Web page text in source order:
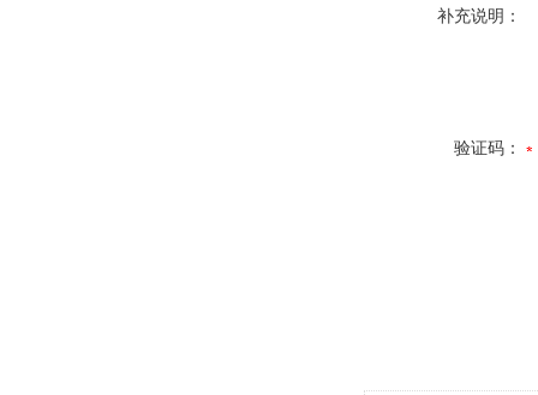
补充说明：
验证码：